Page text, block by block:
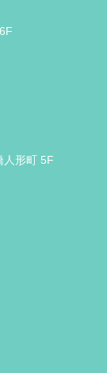
人形町 5F